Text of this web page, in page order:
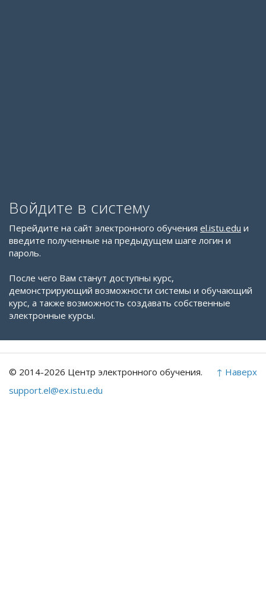
Перейдите на сайт электронного обучения
введите полученные на предыдущем шаге логин и
пароль.
После чего Вам станут доступны курс,
курс, а также возможность создавать собственные
электронные курсы.